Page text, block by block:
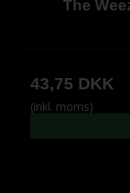
The
43,75 DKK
(inkl. moms)